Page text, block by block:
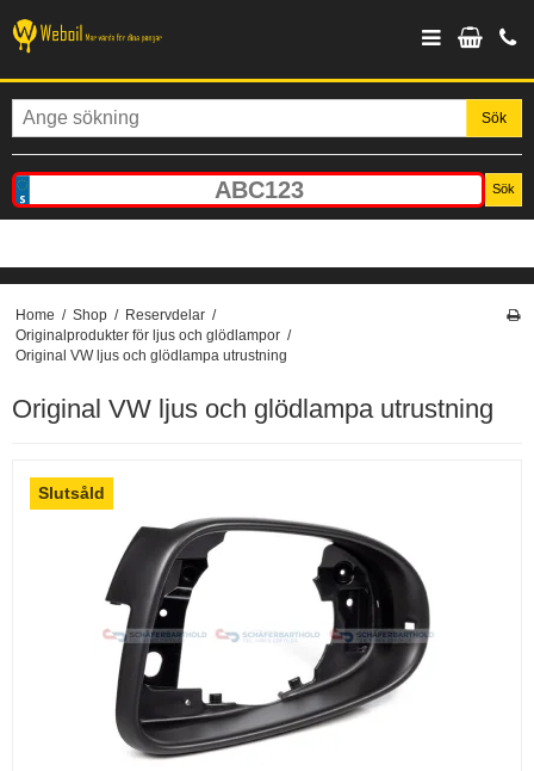
Sök
Sök
Home / Shop / Reservdelar /
Originalprodukter för ljus och glödlampor /
Original VW ljus och glödlampa utrustning
Original VW ljus och glödlampa utrustning
Slutsåld